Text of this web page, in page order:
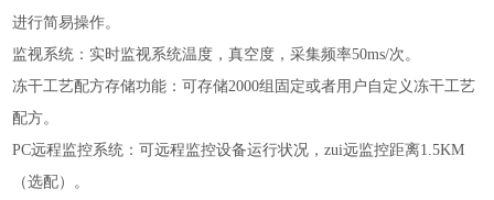
进行简易操作。
监视系统：实时监视系统温度，真空度，采集频率50ms/次。
冻干工艺配方存储功能：可存储2000组固定或者用户自定义冻干工艺
配方。
PC远程监控系统：可远程监控设备运行状况，zui远监控距离1.5KM
（选配）。